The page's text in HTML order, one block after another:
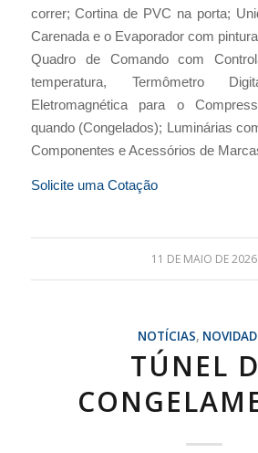
correr; Cortina de PVC na porta;
Carenada e o Evaporador com
Quadro de Comando com
temperatura, Termômetro
Eletromagnética para o
quando (Congelados); Luminárias
Componentes e Acessórios de
Solicite uma Cotação
11 DE MAIO DE 2026
NOTÍCIAS,
TÚNEL